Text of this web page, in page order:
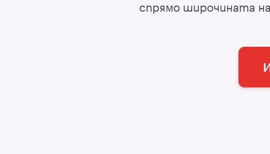
спрямо широчината